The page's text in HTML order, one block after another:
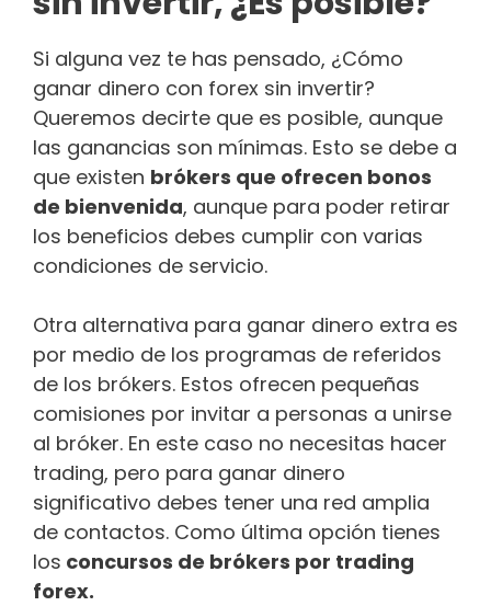
Si alguna vez te has pensado, ¿Cómo
ganar dinero con forex sin invertir?
Queremos decirte que es posible, aunque
las ganancias son mínimas. Esto se debe a
que existen brókers que ofrecen bonos
de bienvenida, aunque para poder retirar
los beneficios debes cumplir con varias
condiciones de servicio.
Otra alternativa para ganar dinero extra es
por medio de los programas de referidos
de los brókers. Estos ofrecen pequeñas
comisiones por invitar a personas a unirse
al bróker. En este caso no necesitas hacer
trading, pero para ganar dinero
significativo debes tener una red amplia
de contactos. Como última opción tienes
los concursos de brókers por trading
forex.